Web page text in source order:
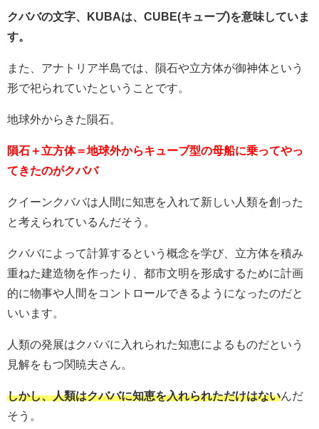
クババの文字、KUBAは、CUBE(キューブ)を意味していま
す。
また、アナトリア半島では、隕石や立方体が御神体という
形で祀られていたということです。
地球外からきた隕石。
隕石＋立方体＝地球外からキューブ型の母船に乗ってやっ
てきたのがクババ
クイーンクババは人間に知恵を入れて新しい人類を創った
と考えられているんだそう。
クババによって計算するという概念を学び、立方体を積み
重ねた建造物を作ったり、都市文明を形成するために計画
的に物事や人間をコントロールできるようになったのだと
いいます。
人類の発展はクババに入れられた知恵によるものだという
見解をもつ関暁夫さん。
しかし、人類はクババに知恵を入れられただけはないんだ
そう。